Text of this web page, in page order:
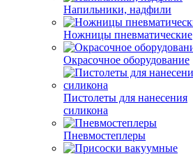
Напильники, надфили
Ножницы пневматические
Окрасочное оборудование
Пистолеты для нанесения
силикона
Пневмостеплеры